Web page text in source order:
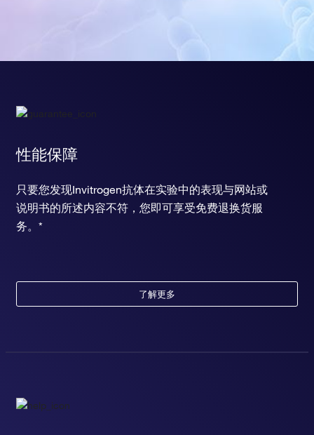
性能保障
只要您发现Invitrogen抗体在实验中的表现与网站或
说明书的所述内容不符，您即可享受免费退换货服
务。*
了解更多